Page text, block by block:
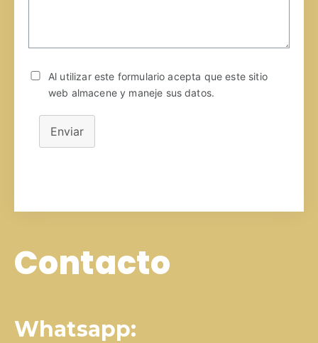
Al utilizar este formulario acepta que este sitio
web almacene y maneje sus datos.
Enviar
Contacto
Whatsapp: